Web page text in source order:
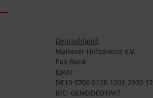
Deutschland:
Malteser Hilfsdienst e.V.
Pax Bank
IBAN:
DE10 3706 0120 1201 2000 12
BIC: GENODED1PA7